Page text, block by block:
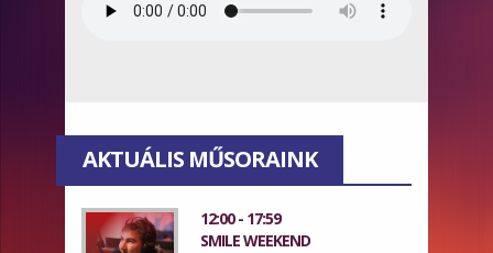
AKTUÁLIS MŰSORAINK
12:00 - 17:59
SMILE WEEKEND